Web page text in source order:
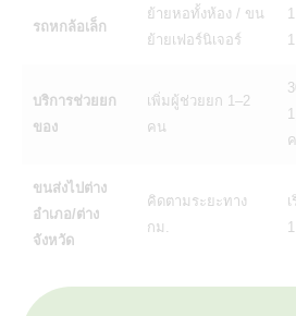
รถหกล้อเล็ก
ย้ายหอทั้งห้อง / ขน
ย้ายเฟอร์นิเจอร์
บริการช่วยยก
ของ
เพิ่มผู้ช่วยยก 1–2
คน
ขนส่งไปต่าง
อำเภอ/ต่าง
จังหวัด
คิดตามระยะทาง
กม.